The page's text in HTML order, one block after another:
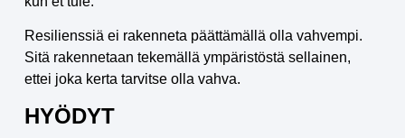
Resilienssiä ei rakenneta päättämällä olla vahvempi.
Sitä rakennetaan tekemällä ympäristöstä sellainen,
ettei joka kerta tarvitse olla vahva.
HYÖDYT